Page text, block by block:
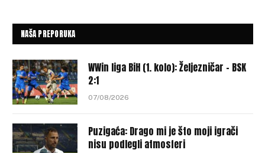
NAŠA PREPORUKA
WWin liga BiH (1. kolo): Željezničar – BSK
2:1
07/08/2026
Puzigaća: Drago mi je što moji igrači
nisu podlegli atmosferi